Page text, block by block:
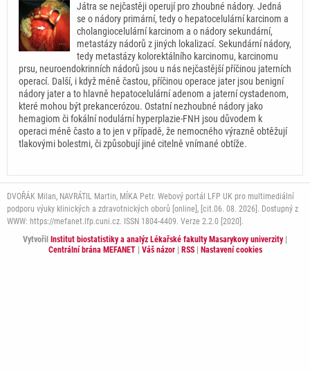
Játra se nejčastěji operují pro zhoubné nádory. Jedná
se o nádory primární, tedy o hepatocelulární karcinom a
cholangiocelulární karcinom a o nádory sekundární,
metastázy nádorů z jiných lokalizací. Sekundární nádory,
tedy metastázy kolorektálního karcinomu, karcinomu
prsu, neuroendokrinních nádorů jsou u nás nejčastější příčinou jaterních
operací. Další, i když méně častou, příčinou operace jater jsou benigní
nádory jater a to hlavně hepatocelulární adenom a jaterní cystadenom,
které mohou být prekancerózou. Ostatní nezhoubné nádory jako
hemagiom či fokální nodulární hyperplazie-FNH jsou důvodem k
operaci méně často a to jen v případě, že nemocného výrazně obtěžují
tlakovými bolestmi, či způsobují jiné citelně vnímané obtíže.
DVOŘÁK Milan, NAVRÁTIL Martin, MÍKA Petr. Webový portál LFP UK pro multimediální
podporu výuky klinických a zdravotnických oborů [online], [cit.06. 08. 2026]. Dostupný z
WWW: https://mefanet.lfp.cuni.cz. ISSN 1804-4409. Verze 2.2.0 [2020].
Vytvořil
Institut biostatistiky a analýz Lékařské fakulty Masarykovy univerzity|
Centrální brána MEFANET| Váš názor| RSS| Nastavení cookies